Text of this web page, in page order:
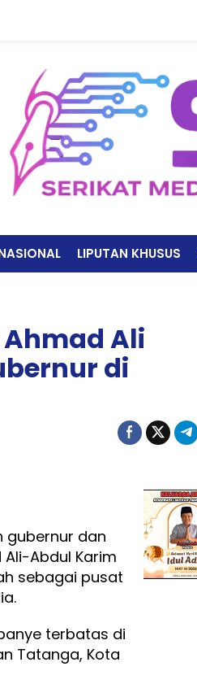
LIPUTAN KHUSUS
Ali
di
gubernur dan
Abdul Karim
sebagai pusat
terbatas di
Tatanga, Kota